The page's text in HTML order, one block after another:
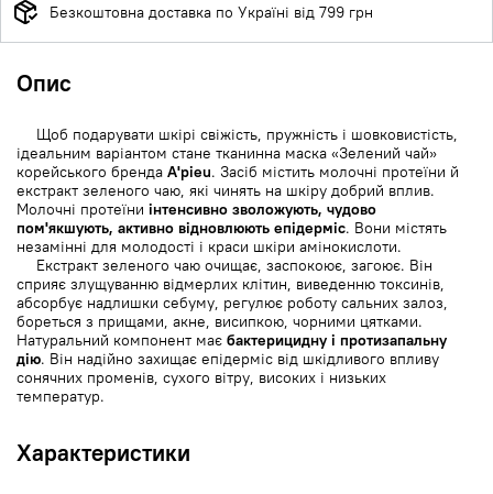
Безкоштовна доставка по Україні від 799 грн
Опис
Щоб подарувати шкірі свіжість, пружність і шовковистість,
ідеальним варіантом стане тканинна маска «Зелений чай»
корейського бренда A'pieu. Засіб містить молочні протеїни й
екстракт зеленого чаю, які чинять на шкіру добрий вплив.
Молочні протеїни інтенсивно зволожують, чудово
пом'якшують, активно відновлюють епідерміс. Вони містять
незамінні для молодості і краси шкіри амінокислоти.
Екстракт зеленого чаю очищає, заспокоює, загоює. Він
сприяє злущуванню відмерлих клітин, виведенню токсинів,
абсорбує надлишки себуму, регулює роботу сальних залоз,
бореться з прищами, акне, висипкою, чорними цятками.
Натуральний компонент має бактерицидну і протизапальну
дію. Він надійно захищає епідерміс від шкідливого впливу
сонячних променів, сухого вітру, високих і низьких
температур.
Характеристики